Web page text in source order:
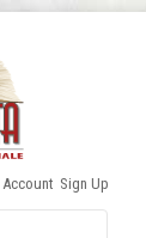
Account Sign Up